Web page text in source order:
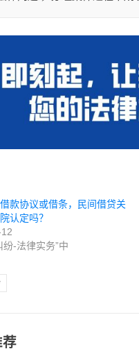
款协议或借条，民间借贷关
认定吗？
纷-法律实务”中
荐